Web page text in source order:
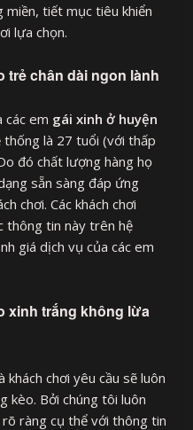
miền, tiết mục tiêu khiển
lựa chọn.
trẻ chân dài ngon lành
các em gái xinh ở huyện
là 27 tuổi (với thấp
đó chất lượng hàng họ
sẵn sàng đáp ứng
chơi. Các khách chơi
thông tin này trên hệ
giá dịch vụ của các em
xinh trắng không lừa
chơi yêu cầu sẽ luôn
kèo. Bởi chúng tôi luôn
ràng cụ thể với thông tin